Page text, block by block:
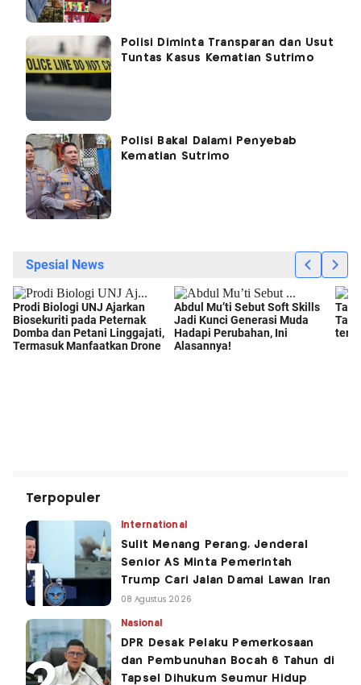
Polisi Diminta Transparan dan Usut
Tuntas Kasus Kematian Sutrimo
Polisi Bakal Dalami Penyebab
Kematian Sutrimo
Terpopuler
International
Sulit Menang Perang, Jenderal
Senior AS Minta Pemerintah
Trump Cari Jalan Damai Lawan Iran
08 Agustus 2026
Nasional
DPR Desak Pelaku Pemerkosaan
dan Pembunuhan Bocah 6 Tahun di
Tapsel Dihukum Seumur Hidup